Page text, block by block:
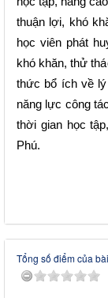
thuận lợi, khó
học viên phát
khó khăn, thử
thức bổ ích về
năng lực công
thời gian học
Phú.
Tổng số điểm của